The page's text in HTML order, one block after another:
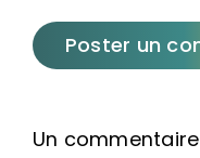
Un commentaire